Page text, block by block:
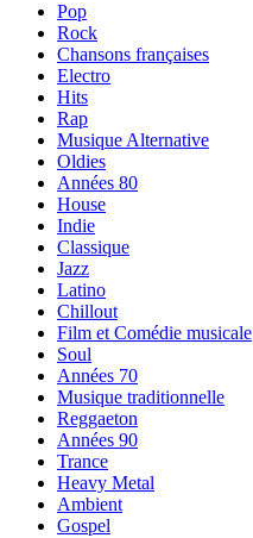
Pop
Rock
Chansons françaises
Electro
Hits
Rap
Musique Alternative
Oldies
Années 80
House
Indie
Classique
Jazz
Latino
Chillout
Film et Comédie musicale
Soul
Années 70
Musique traditionnelle
Reggaeton
Années 90
Trance
Heavy Metal
Ambient
Gospel